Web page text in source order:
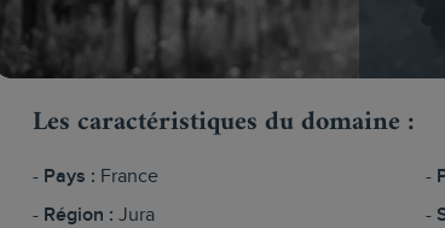
Les caractéristiques du domaine :
Pays : France
Région : Jura